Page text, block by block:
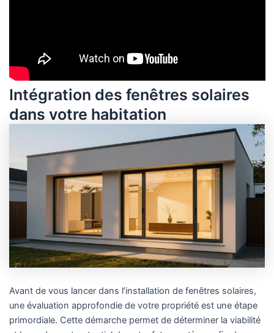
Intégration des fenêtres solaires
dans votre habitation
Avant de vous lancer dans l’installation de fenêtres solaires,
une évaluation approfondie de votre propriété est une étape
primordiale. Cette démarche permet de déterminer la viabilité